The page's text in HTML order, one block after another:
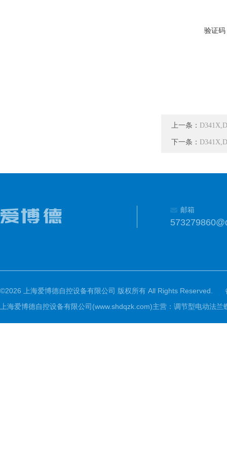
验证码
上一条：
下一条：
邮箱
©2026 上海爱博德自控设备有限公司 版权所有 All Rights Reserved.
上海爱博德自控设备有限公司(www.shdqzk.com)主营：调节型电动法